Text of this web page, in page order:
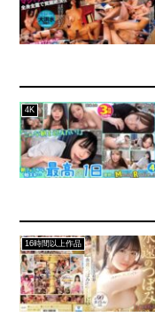
4K
16時間以上作品